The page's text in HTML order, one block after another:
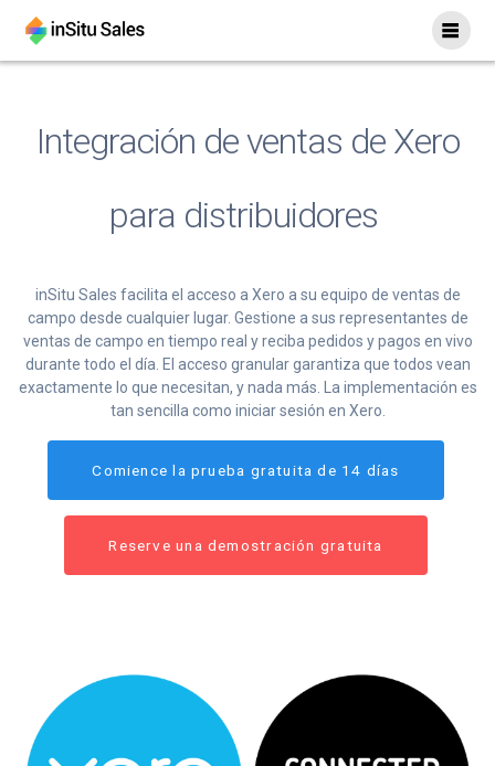
Integración de ventas de Xero
para distribuidores
inSitu Sales facilita el acceso a Xero a su equipo de ventas de
campo desde cualquier lugar. Gestione a sus representantes de
ventas de campo en tiempo real y reciba pedidos y pagos en vivo
durante todo el día. El acceso granular garantiza que todos vean
exactamente lo que necesitan, y nada más. La implementación es
tan sencilla como iniciar sesión en Xero.
Comience la prueba gratuita de 14 días
Reserve una demostración gratuita